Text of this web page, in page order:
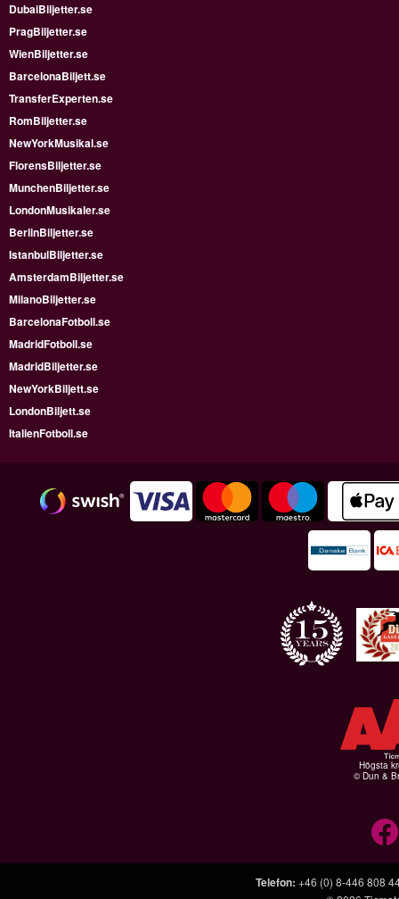
DubaiBiljetter.se
PragBiljetter.se
WienBiljetter.se
BarcelonaBiljett.se
TransferExperten.se
RomBiljetter.se
NewYorkMusikal.se
FlorensBiljetter.se
MunchenBiljetter.se
LondonMusikaler.se
BerlinBiljetter.se
IstanbulBiljetter.se
AmsterdamBiljetter.se
MilanoBiljetter.se
BarcelonaFotboll.se
MadridFotboll.se
MadridBiljetter.se
NewYorkBiljett.se
LondonBiljett.se
ItalienFotboll.se
Högsta
© Dun &
Telefon: +46 (0) 8-446 808